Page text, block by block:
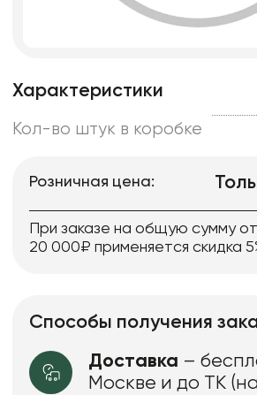
Характеристики
Кол-во штук в коробке
Розничная цена:
При заказе на общую сумму от
20 000₽ применяется скидка
Способы получения
Доставка –
Москве и до ТК